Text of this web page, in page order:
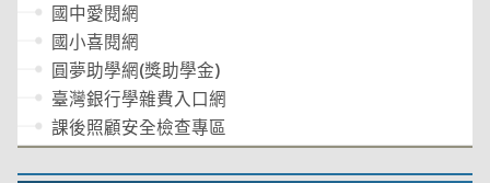
國中愛閱網
國小喜閱網
圓夢助學網(獎助學金)
臺灣銀行學雜費入口網
課後照顧安全檢查專區